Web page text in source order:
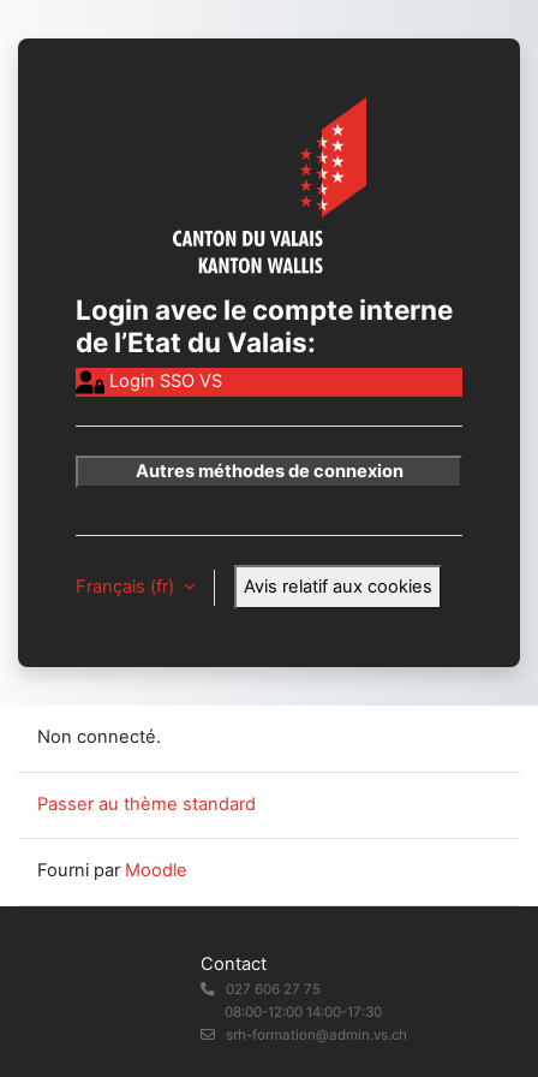
Connexion à
Autres méthodes de connexion
Login avec le compte interne
de l’Etat du Valais:
Login SSO VS
Français ‎(fr)‎ Avis relatif aux cookies
Non connecté.
Passer au thème standard
Fourni par Moodle
Contact
027 606 27 75
08:00-12:00 14:00-17:30
srh-formation@admin.vs.ch